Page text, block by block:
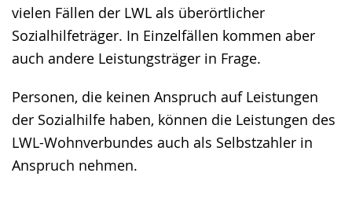
vielen Fällen der LWL als überörtlicher
Sozialhilfeträger. In Einzelfällen kommen aber
auch andere Leistungsträger in Frage.
Personen, die keinen Anspruch auf Leistungen
der Sozialhilfe haben, können die Leistungen des
LWL-Wohnverbundes auch als Selbstzahler in
Anspruch nehmen.